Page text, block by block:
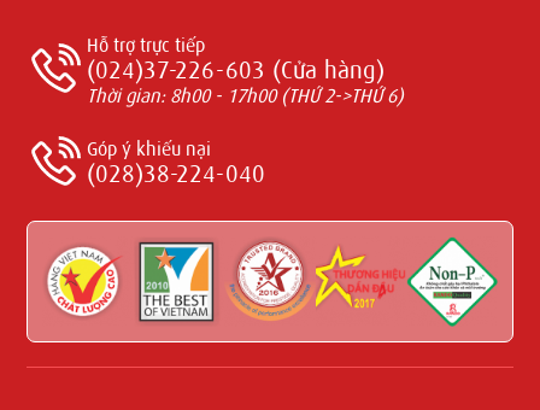
Hỗ trợ trực tiếp
(024)37-226-603 (Cửa hàng)
Thời gian: 8h00 - 17h00 (THỨ 2->THỨ 6)
Góp ý khiếu nại
(028)38-224-040